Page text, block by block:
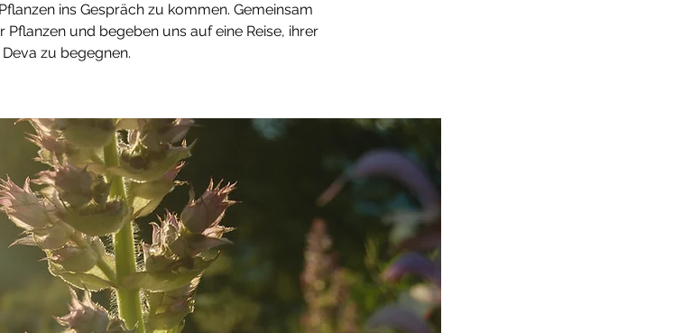
ins Gespräch zu kommen. Gemeinsam
und begeben uns auf eine Reise, ihrer
Deva zu begegnen.